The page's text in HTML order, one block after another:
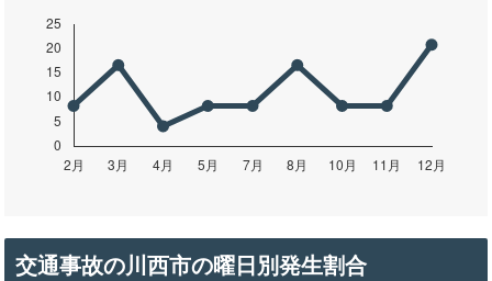
交通事故の川西市の曜日別発生割合